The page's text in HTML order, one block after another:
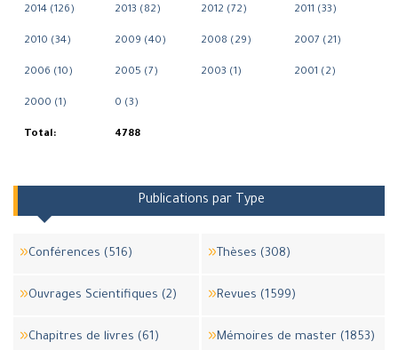
2014 (126) 2013 (82) 2012 (72) 2011 (33)
2010 (34) 2009 (40) 2008 (29) 2007 (21)
2006 (10) 2005 (7) 2003 (1) 2001 (2)
2000 (1) 0 (3)
Total: 4788
Publications par Type
Conférences (516) Thèses (308)
Ouvrages Scientifiques (2) Revues (1599)
Chapitres de livres (61) Mémoires de master (1853)